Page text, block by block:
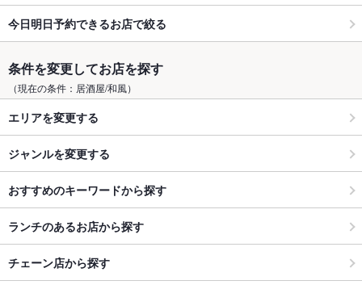
今日明日予約できるお店で絞る
条件を変更してお店を探す
（現在の条件：居酒屋/和風）
エリアを変更する
ジャンルを変更する
おすすめのキーワードから探す
ランチのあるお店から探す
チェーン店から探す